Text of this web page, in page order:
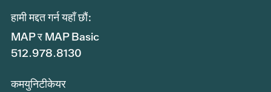
हामी मद्दत गर्न यहाँ छौं:
MAP र MAP Basic
512.978.8130
कमयुनिटीकेयर